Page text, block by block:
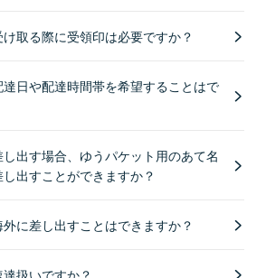
取る際に受領印は必要ですか？
日や配達時間帯を希望することはで
出す場合、ゆうパケット用のあて名
出すことができますか？
に差し出すことはできますか？
扱いですか？